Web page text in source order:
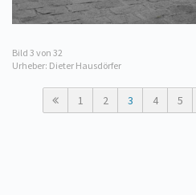
Bild 3 von 32
Urheber: Dieter Hausdörfer
1 2 3 4 5